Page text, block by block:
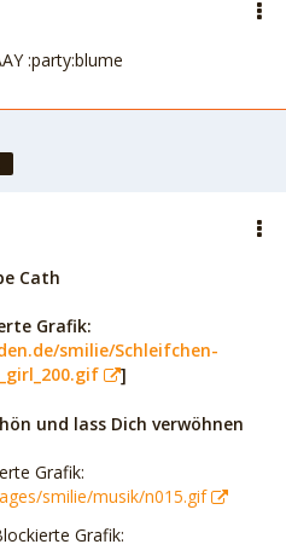
:party:blume
Cath
Grafik:
smilie/Schleifchen-
]
und lass Dich verwöhnen
Grafik:
smilie/musik/n015.gif
Grafik: